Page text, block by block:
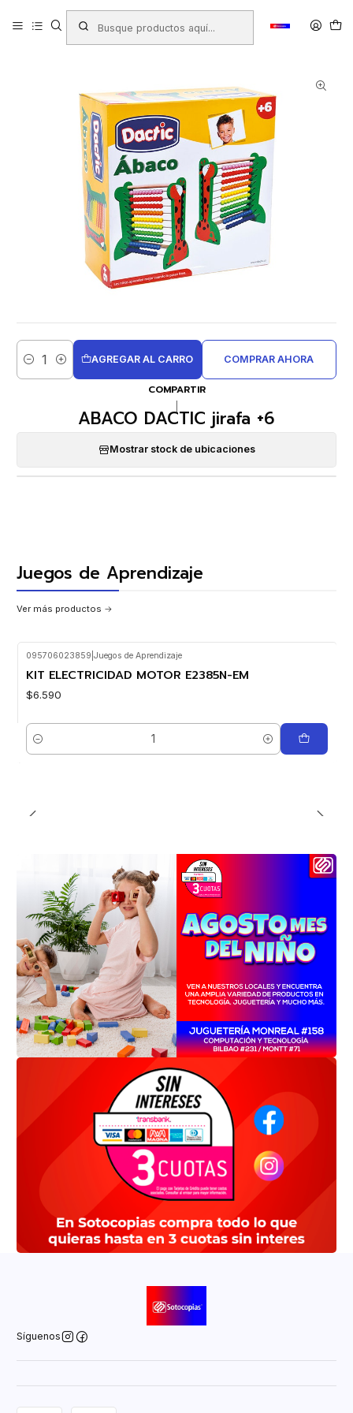
Productos JUGUETERIA Juegos Didacticos
Juegos de Aprendizaje ABACO DACTIC jirafa +6
Cantidad
AGREGAR AL CARRO COMPRAR AHORA
COMPARTIR
ABACO DACTIC jirafa +6
Mostrar stock de ubicaciones
Juegos de Aprendizaje
Ver más productos
095706023859 Juegos de Aprendizaje
KIT ELECTRICIDAD MOTOR E2385N-EM
$6.590
Cantidad
Síguenos